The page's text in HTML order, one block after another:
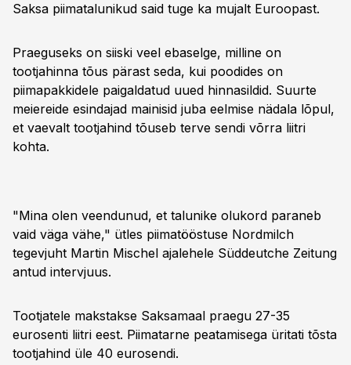
Saksa piimatalunikud said tuge ka mujalt Euroopast.
Praeguseks on siiski veel ebaselge, milline on
tootjahinna tõus pärast seda, kui poodides on
piimapakkidele paigaldatud uued hinnasildid. Suurte
meiereide esindajad mainisid juba eelmise nädala lõpul,
et vaevalt tootjahind tõuseb terve sendi võrra liitri
kohta.
"Mina olen veendunud, et talunike olukord paraneb
vaid väga vähe," ütles piimatööstuse Nordmilch
tegevjuht Martin Mischel ajalehele Süddeutche Zeitung
antud intervjuus.
Tootjatele makstakse Saksamaal praegu 27-35
eurosenti liitri eest. Piimatarne peatamisega üritati tõsta
tootjahind üle 40 eurosendi.